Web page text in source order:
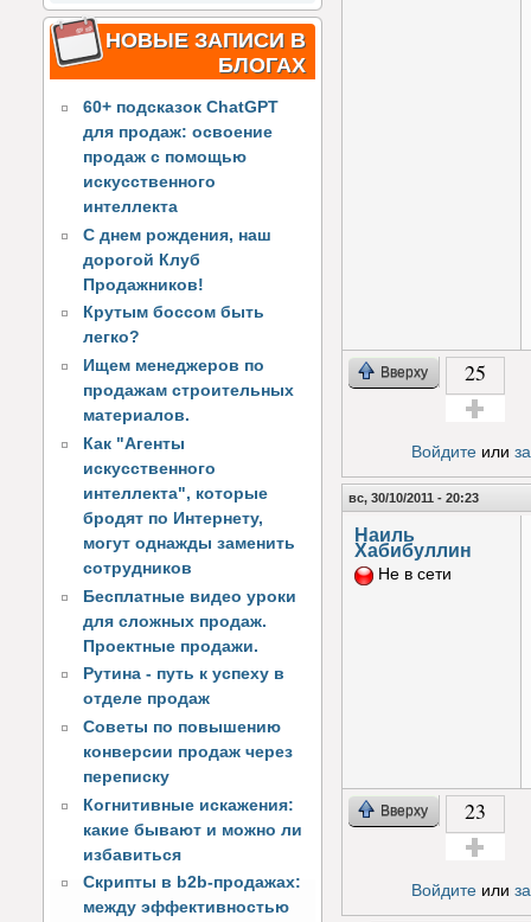
НОВЫЕ ЗАПИСИ В
БЛОГАХ
60+ подсказок ChatGPT
для продаж: освоение
продаж с помощью
искусственного
интеллекта
С днем рождения, наш
дорогой Клуб
Продажников!
Крутым боссом быть
легко?
Ищем менеджеров по
продажам строительных
материалов.
Как "Агенты
искусственного
интеллекта", которые
бродят по Интернету,
могут однажды заменить
сотрудников
Бесплатные видео уроки
для сложных продаж.
Проектные продажи.
Рутина - путь к успеху в
отделе продаж
Советы по повышению
конверсии продаж через
переписку
Когнитивные искажения:
какие бывают и можно ли
избавиться
Скрипты в b2b-продажах:
между эффективностью
Вверху 25
Войдитеили
вс, 30/10/2011 - 20:23
Наиль
Хабибуллин
Не в сети
Вверху 23
Войдитеили